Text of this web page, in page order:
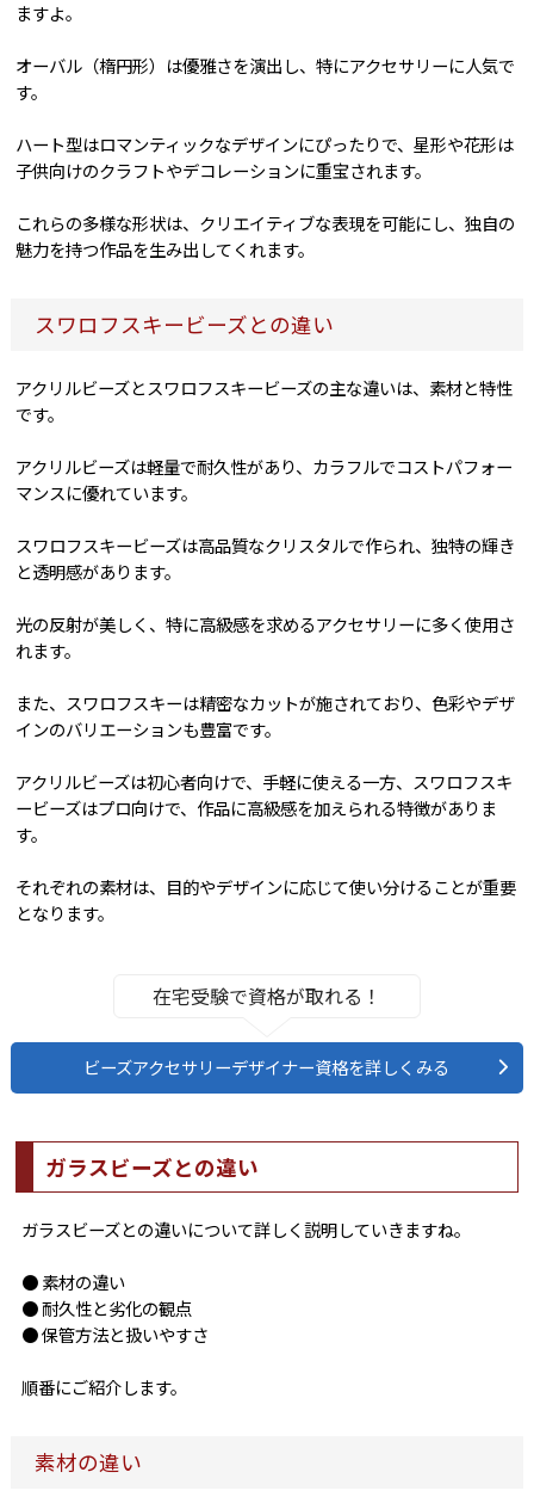
ますよ。
オーバル（楕円形）は優雅さを演出し、特にアクセサリーに人気で
す。
ハート型はロマンティックなデザインにぴったりで、星形や花形は
子供向けのクラフトやデコレーションに重宝されます。
これらの多様な形状は、クリエイティブな表現を可能にし、独自の
魅力を持つ作品を生み出してくれます。
スワロフスキービーズとの違い
アクリルビーズとスワロフスキービーズの主な違いは、素材と特性
です。
アクリルビーズは軽量で耐久性があり、カラフルでコストパフォー
マンスに優れています。
スワロフスキービーズは高品質なクリスタルで作られ、独特の輝き
と透明感があります。
光の反射が美しく、特に高級感を求めるアクセサリーに多く使用さ
れます。
また、スワロフスキーは精密なカットが施されており、色彩やデザ
インのバリエーションも豊富です。
アクリルビーズは初心者向けで、手軽に使える一方、スワロフスキ
ービーズはプロ向けで、作品に高級感を加えられる特徴がありま
す。
それぞれの素材は、目的やデザインに応じて使い分けることが重要
となります。
在宅受験で資格が取れる！
ビーズアクセサリーデザイナー資格を詳しくみる
ガラスビーズとの違い
ガラスビーズとの違いについて詳しく説明していきますね。
● 素材の違い
● 耐久性と劣化の観点
● 保管方法と扱いやすさ
順番にご紹介します。
素材の違い